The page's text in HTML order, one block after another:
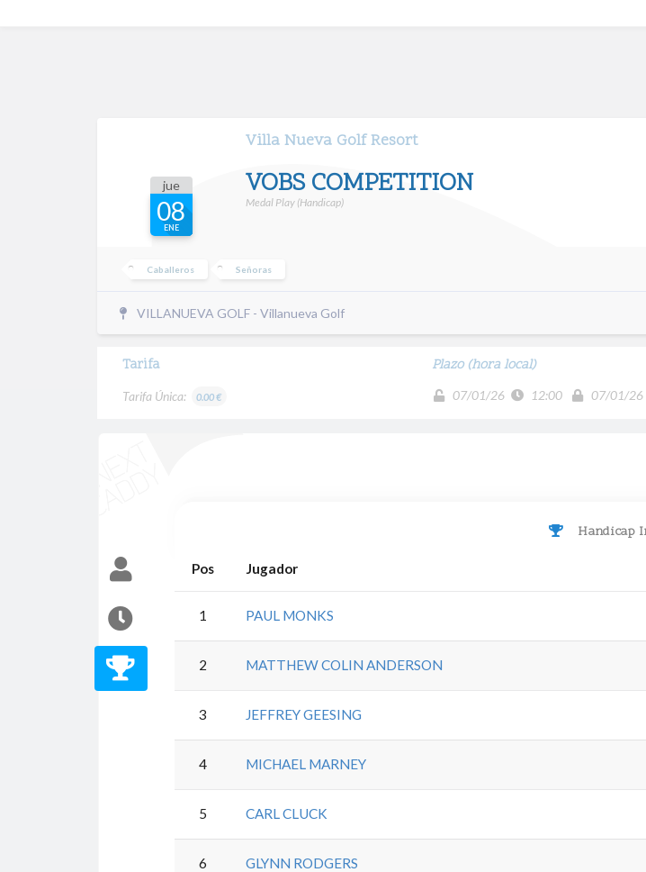
Villa Nueva Golf Resort
jue
08
ENE
VOBS COMPETITION
Medal Play (Handicap)
Caballeros Señoras
VILLANUEVA GOLF - Villanueva Golf
Tarifa
Tarifa Única: 0.00 €
Plazo (hora local)
07/01/26 12:00 07/01/26
Handicap
Pos Jugador
1 PAUL MONKS
2 MATTHEW COLIN ANDERSON
3 JEFFREY GEESING
4 MICHAEL MARNEY
5 CARL CLUCK
6 GLYNN RODGERS